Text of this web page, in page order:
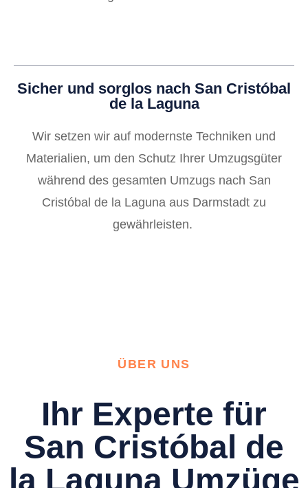
Sicher und sorglos nach San Cristóbal
de la Laguna
Wir setzen wir auf modernste Techniken und
Materialien, um den Schutz Ihrer Umzugsgüter
während des gesamten Umzugs nach San
Cristóbal de la Laguna aus Darmstadt zu
gewährleisten.
ÜBER UNS
Ihr Experte für
San Cristóbal de
la Laguna Umzüge